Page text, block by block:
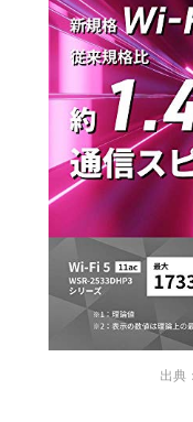
出典：